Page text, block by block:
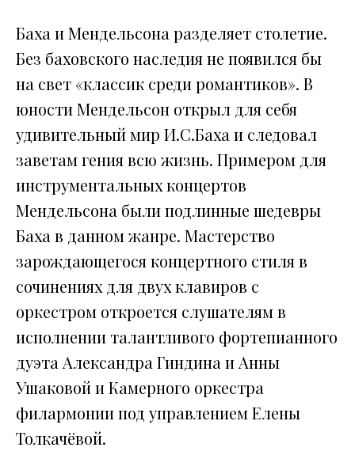
Баха и Мендельсона разделяет столетие.
Без баховского наследия не появился бы
на свет «классик среди романтиков». В
юности Мендельсон открыл для себя
удивительный мир И.С.Баха и следовал
заветам гения всю жизнь. Примером для
инструментальных концертов
Мендельсона были подлинные шедевры
Баха в данном жанре. Мастерство
зарождающегося концертного стиля в
сочинениях для двух клавиров с
оркестром откроется слушателям в
исполнении талантливого фортепианного
дуэта Александра Гиндина и Анны
Ушаковой и Камерного оркестра
филармонии под управлением Елены
Толкачёвой.